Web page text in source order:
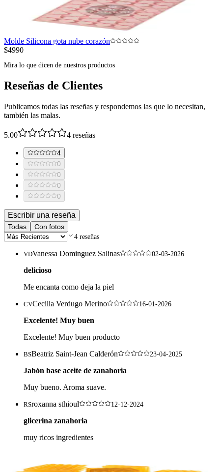
Molde Silicona gota nube corazón
$4990
Mira lo que dicen de nuestros productos
Reseñas de Clientes
Publicamos todas las reseñas y respondemos las que lo necesitan,
también las malas.
5.00 4 reseñas
4
0
0
0
0
Escribir una reseña
Todas Con fotos
4 reseñas
VDVanessa Dominguez Salinas 02-03-2026
delicioso
Me encanta como deja la piel
CVCecilia Verdugo Merino 16-01-2026
Excelente! Muy buen
Excelente! Muy buen producto
BSBeatriz Saint-Jean Calderón 23-04-2025
Jabón base aceite de zanahoria
Muy bueno. Aroma suave.
RSroxanna sthioul 12-12-2024
glicerina zanahoria
muy ricos ingredientes